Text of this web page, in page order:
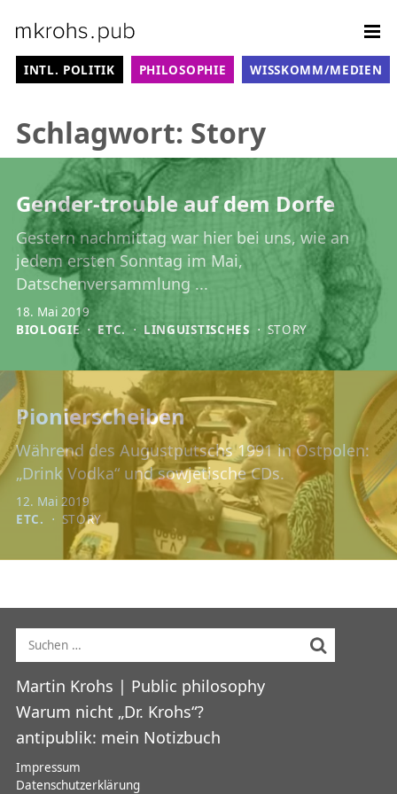
KATEGORIE-MENÜ
INTL. POLITIK PHILOSOPHIE WISSKOMM/MEDIEN
Schlagwort: Story
Gender-trouble auf dem Dorfe
Gestern nachmittag war hier bei uns, wie an
jedem ersten Sonntag im Mai,
Datschenversammlung ...
18. Mai 2019
BIOLOGIE⋅ ETC. ⋅ LINGUISTISCHES⋅ STORY
Pionierscheiben
Während des Augustputschs 1991 in Ostpolen:
„Drink Vodka“ und sowjetische CDs.
12. Mai 2019
ETC. ⋅ STORY
Hauptmenü
Martin Krohs | Public philosophy
Warum nicht „Dr. Krohs“?
antipublik: mein Notizbuch
Impressum
Datenschutzerklärung